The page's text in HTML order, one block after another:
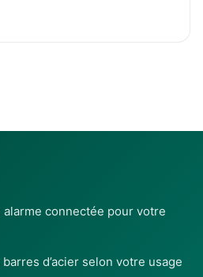
connectée pour votre
d’acier selon votre usage